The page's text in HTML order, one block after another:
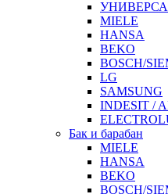
MIELE
HANSA
BEKO
BOSCH/
LG
SAMSUNG
INDESIT /
Бак и барабан
MIELE
HANSA
BEKO
BOSCH/